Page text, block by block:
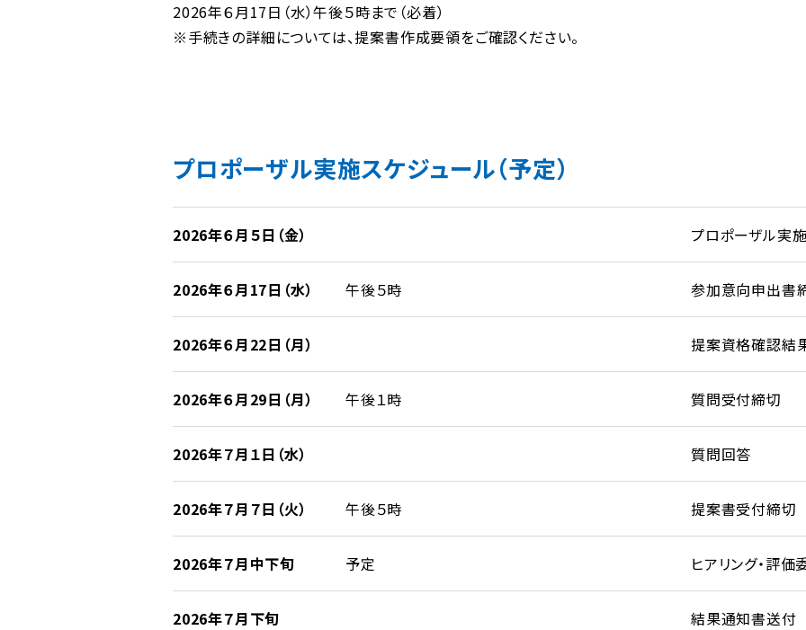
2026年６月17日（水）午後５時まで（必着）
※手続きの詳細については、提案書作成要領をご確認ください。
プロポーザル実施スケジュール（予定）
2026年６月５日（金） プロポーザル実
2026年６月17日（水） 午後５時 参加意向申出書
2026年６月22日（月） 提案資格確認結
2026年６月29日（月） 午後１時 質問受付締切
2026年７月１日（水） 質問回答
2026年７月７日（火） 午後５時 提案書受付締切
2026年７月中下旬 予定 ヒアリング・評価
2026年７月下旬 結果通知書送付